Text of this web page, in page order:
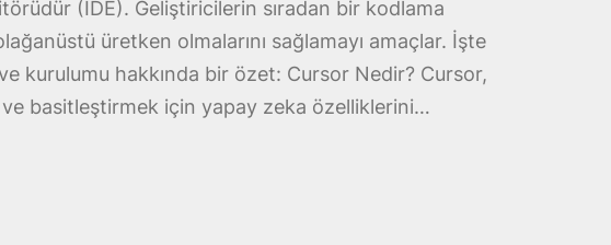
(IDE). Geliştiricilerin sıradan bir kodlama
üretken olmalarını sağlamayı amaçlar. İşte
kurulumu hakkında bir özet: Cursor Nedir? Cursor,
ve basitleştirmek için yapay zeka özelliklerini…